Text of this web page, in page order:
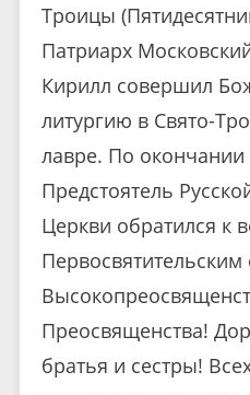
Троицы
Патриарх
Кирилл совершил
литургию в Свято-
лавре. По окончании
Предстоятель
Церкви обратился к
Преосвященства!
братья и сестры!